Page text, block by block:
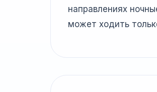
направлениях
может ходить